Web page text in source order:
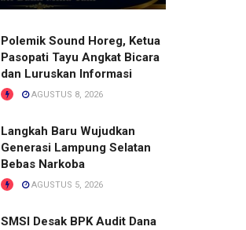
Polemik Sound Horeg, Ketua
Pasopati Tayu Angkat Bicara
dan Luruskan Informasi
AGUSTUS 8, 2026
Langkah Baru Wujudkan
Generasi Lampung Selatan
Bebas Narkoba
AGUSTUS 5, 2026
SMSI Desak BPK Audit Dana